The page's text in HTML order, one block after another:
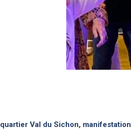
Val du Sichon, manifestation